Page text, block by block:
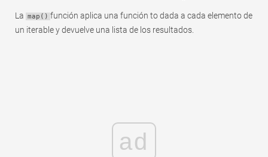
La map() función aplica una función to dada a cada elemento de
un iterable y devuelve una lista de los resultados.
ad